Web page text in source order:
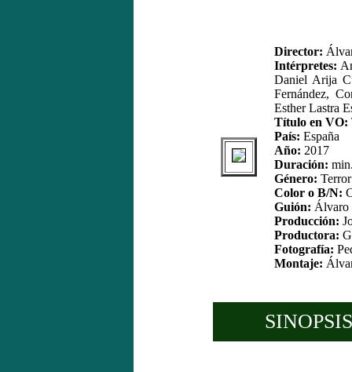
Director:
Intérpretes:
Daniel Arija
Fernández,
Esther Lastra
Título en VO:
País: España
Año: 2017
Duración:
Género: Terror
Color o B/N:
Guión: Álvaro
Producción:
Productora:
Fotografía:
Montaje: